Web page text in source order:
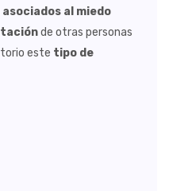
al miedo
de otras personas
este tipo de